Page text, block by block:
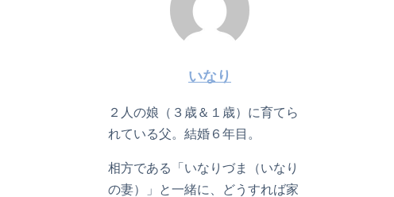
いなり
２人の娘（３歳＆１歳）に育てら
れている父。結婚６年目。
相方である「いなりづま（いなり
の妻）」と一緒に、どうすれば家